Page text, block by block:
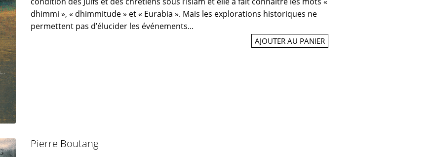
dhimmi », « dhimmitude » et « Eurabia ». Mais les explorations historiques ne
permettent pas d’élucider les événements...
AJOUTER AU PANIER
Pierre Boutang